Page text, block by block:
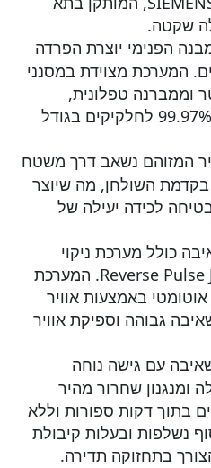
שקטה.
הפנימי יוצרת הפרדה
המערכת מצוידת במסנני
וממברנה טפלונית,
המספקים כושר סינון של 99.97% לחלקיקים בגודל
המזוהם נשאב דרך משטח
השולחן, מה שיוצר
לכידה יעילה של
כולל מערכת ניקוי
מסננים מחזורית מסוג Reverse Pulse Jet. המערכת
באמצעות אוויר
גבוהה וספיקת אוויר
עם גישה נוחה
ומנגנון שחרור מהיר
בתוך דקות ספורות וללא
נשלפות ובעלות קיבולת
בתחזוקה תדירה.